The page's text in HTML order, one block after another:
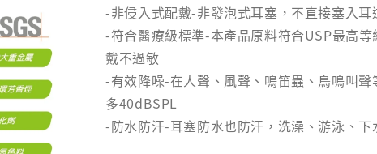
-非侵入式配戴-非發泡式耳塞，不直接塞入耳
-符合醫療級標準-本產品原料符合USP最高
戴不過敏
-有效降噪-在人聲、風聲、鳴笛蟲、鳥鳴叫
多40dBSPL
-防水防汗-耳塞防水也防汗，洗澡、游泳、下